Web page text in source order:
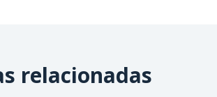
relacionadas